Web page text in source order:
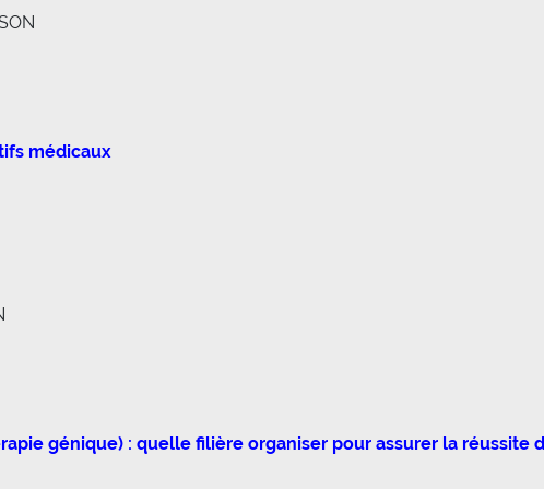
médicaux
génique) : quelle filière organiser pour assurer la réussite